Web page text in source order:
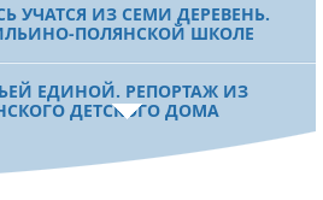
УЧАТСЯ ИЗ СЕМИ ДЕРЕВЕНЬ.
ПОЛЯНСКОЙ ШКОЛЕ
ЕДИНОЙ. РЕПОРТАЖ ИЗ
ДЕТСКОГО ДОМА
ГЕНИАЛЬНОСТИ. БГПУ